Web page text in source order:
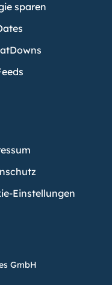
sparen
Einstellungen
GmbH